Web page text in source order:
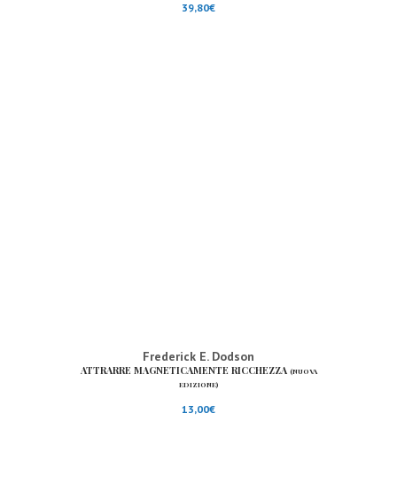
39,80€
Frederick E. Dodson
ATTRARRE MAGNETICAMENTE RICCHEZZA (NUOVA
EDIZIONE)
13,00€